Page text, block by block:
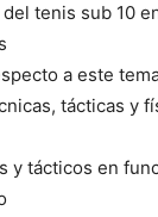
tenis sub 10
a este
tácticas y
y tácticos en